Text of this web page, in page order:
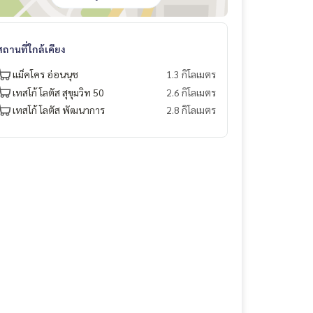
ถานที่ใกล้เคียง
แม็คโคร อ่อนนุช
1.3 กิโลเมตร
เทสโก้ โลตัส สุขุมวิท 50
2.6 กิโลเมตร
เทสโก้ โลตัส​ พัฒนาการ
2.8 กิโลเมตร